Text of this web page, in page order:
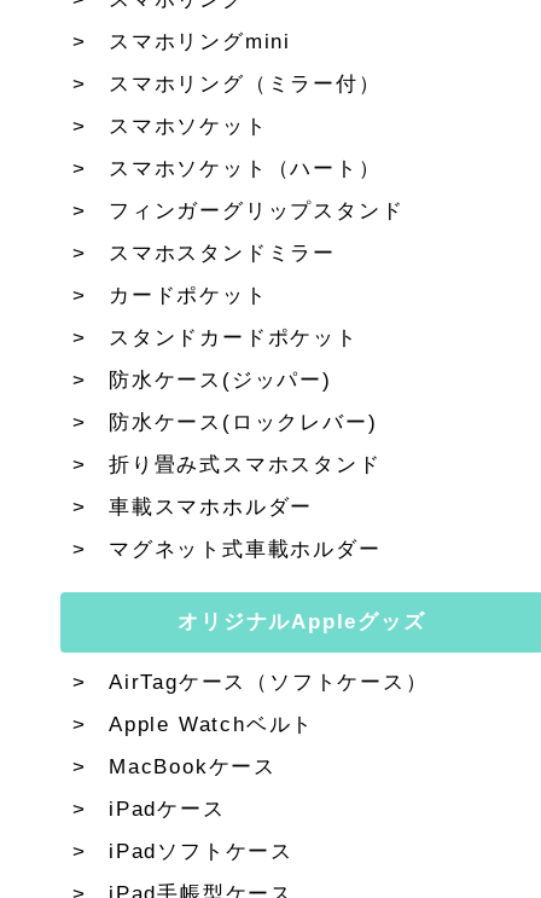
スマホリングmini
スマホリング（ミラー付）
スマホソケット
スマホソケット（ハート）
フィンガーグリップスタンド
スマホスタンドミラー
カードポケット
スタンドカードポケット
防水ケース(ジッパー)
防水ケース(ロックレバー)
折り畳み式スマホスタンド
車載スマホホルダー
マグネット式車載ホルダー
オリジナルAppleグッズ
AirTagケース（ソフトケース）
Apple Watchベルト
MacBookケース
iPadケース
iPadソフトケース